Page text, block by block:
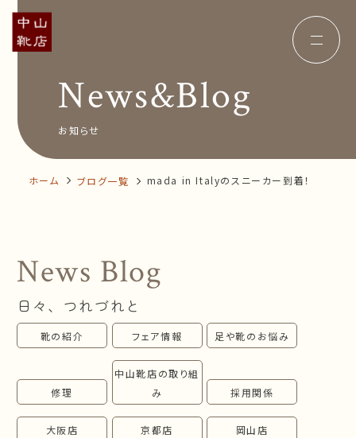
Concept コンセプト
Insole オーダー中敷き
News&Blog
Company 会社概要
オンラインショップ
お問い合わせ
News&Blog
お知らせ
ホーム ブログ一覧 mada in Italyのスニーカー到着！
News Blog
日々、つれづれと
靴の紹介 フェア情報 足や靴のお悩み
修理
中山靴店の取り組
み
採用関係
大阪店 京都店 岡山店